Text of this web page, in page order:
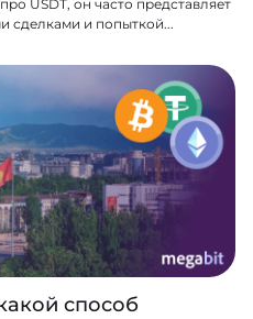
USDT, он часто представляет
сделками и попыткой...
способ